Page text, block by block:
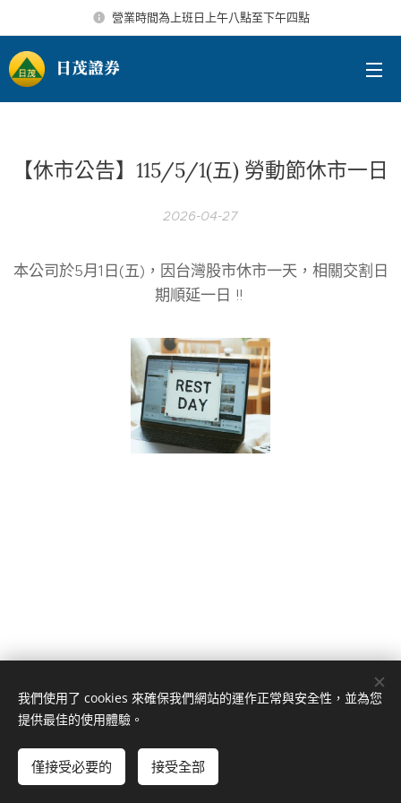
營業時間為上班日上午八點至下午四點
日茂證券
【休市公告】115/5/1(五) 勞動節休市一日
2026-04-27
本公司於5月1日(五)，因台灣股市休市一天，相關交割日
期順延一日 !!
南投縣草屯鎮草溪路1020號
049-2353266(草屯總公司)、
© 日茂證券股份有限公司
我們使用了 cookies 來確保我們網站的運作正常與安全性，並為您
提供最佳的使用體驗。
僅接受必要的 接受全部